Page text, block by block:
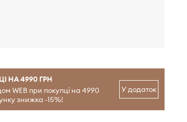
НА 4990 ГРН
WEB при покупці на 4990
знижка -15%!
У додаток